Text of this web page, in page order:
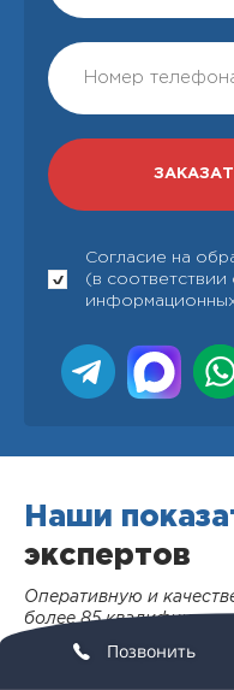
Согласие на
(в
Наши
экспертов
Оперативную и
более 85
органа: аттестованных
специалистов и
Позвонить